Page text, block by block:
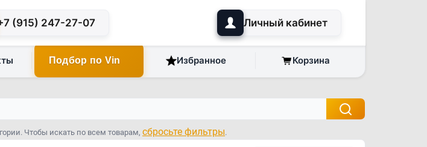
(915) 247-27-07 Личный кабинет
Подбор по Vin Избранное Корзина
Чтобы искать по всем товарам, сбросьте фильтры.